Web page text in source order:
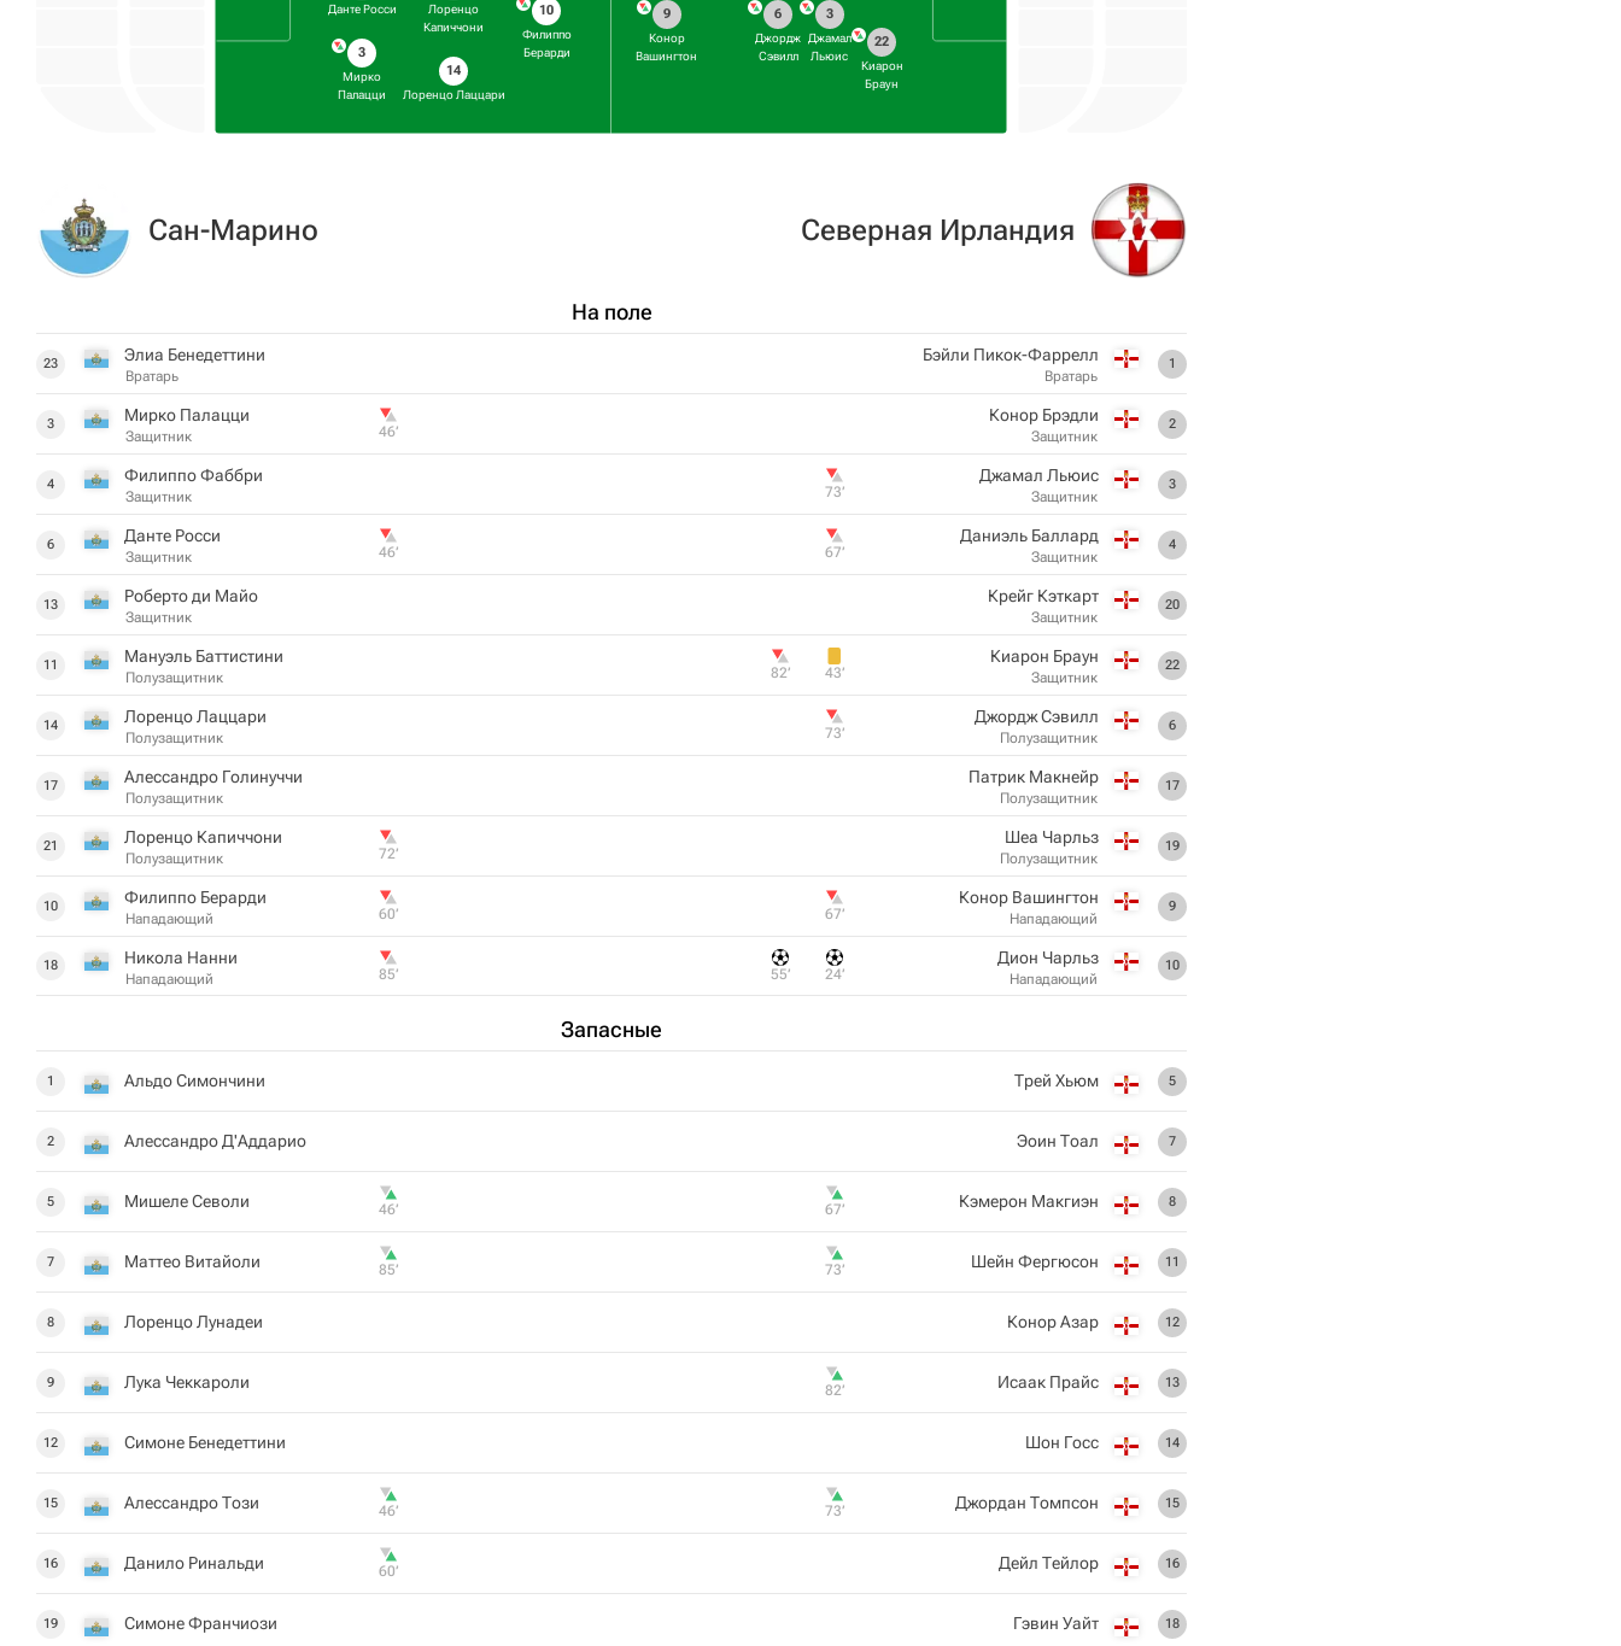
Данте Росси
3
Мирко
Палацци
Лоренцо
Капиччони
14
Лоренцо Лаццари
10
Филиппо
Берарди
22
Киарон
Браун
3
Джамал
Льюис
6
Джордж
Сэвилл
9
Конор
Вашингтон
Сан-Марино
На поле
23 Элиа Бенедеттини
Вратарь
3 Мирко Палацци
Защитник 46‎’‎
4 Филиппо Фаббри
Защитник
6 Данте Росси
Защитник 46‎’‎
13 Роберто ди Майо
Защитник
11 Мануэль Баттистини
Полузащитник
14 Лоренцо Лаццари
Полузащитник
17 Алессандро Голинуччи
Полузащитник
21 Лоренцо Капиччони
Полузащитник 72‎’‎
10 Филиппо Берарди
Нападающий 60‎’‎
18 Никола Нанни
Нападающий 85‎’‎
Запасные
1 Альдо Симончини
2 Алессандро Д'Аддарио
5 Мишеле Севоли 46‎’‎
7 Маттео Витайоли 85‎’‎
8 Лоренцо Лунадеи
9 Лука Чеккароли
12 Симоне Бенедеттини
15 Алессандро Този 46‎’‎
16 Данило Ринальди 60‎’‎
19 Симоне Франчиози
Северная Ирландия
1
Бэйли Пикок-Фаррелл
Вратарь
2
Конор Брэдли
Защитник
3
Джамал Льюис
Защитник
73‎’‎
4
Даниэль Баллард
Защитник
67‎’‎
20
Крейг Кэткарт
Защитник
22
Киарон Браун
Защитник
43‎’‎
82‎’‎
6
Джордж Сэвилл
Полузащитник
73‎’‎
17
Патрик Макнейр
Полузащитник
19
Шеа Чарльз
Полузащитник
9
Конор Вашингтон
Нападающий
67‎’‎
10
Дион Чарльз
Нападающий
24‎’‎
55‎’‎
5
Трей Хьюм
7
Эоин Тоал
8
Кэмерон Макгиэн
67‎’‎
11
Шейн Фергюсон
73‎’‎
12
Конор Азар
13
Исаак Прайс
82‎’‎
14
Шон Госс
15
Джордан Томпсон
73‎’‎
16
Дейл Тейлор
18
Гэвин Уайт